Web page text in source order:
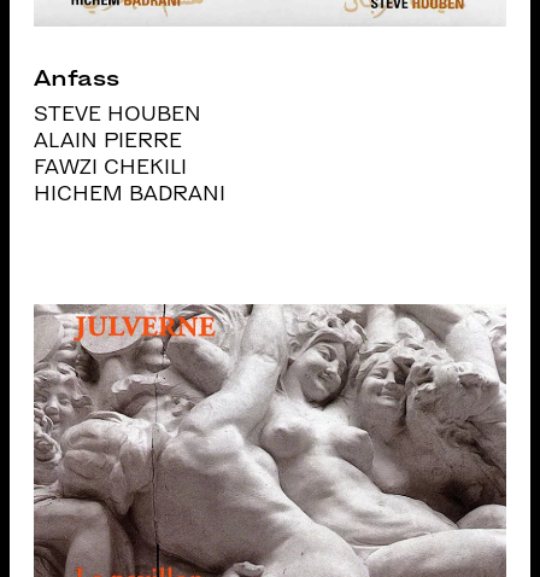
Anfass
STEVE HOUBEN
ALAIN PIERRE
FAWZI CHEKILI
HICHEM BADRANI